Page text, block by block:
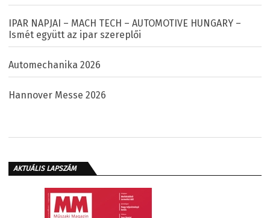
IPAR NAPJAI – MACH TECH – AUTOMOTIVE HUNGARY –
Ismét együtt az ipar szereplői
Automechanika 2026
Hannover Messe 2026
AKTUÁLIS LAPSZÁM